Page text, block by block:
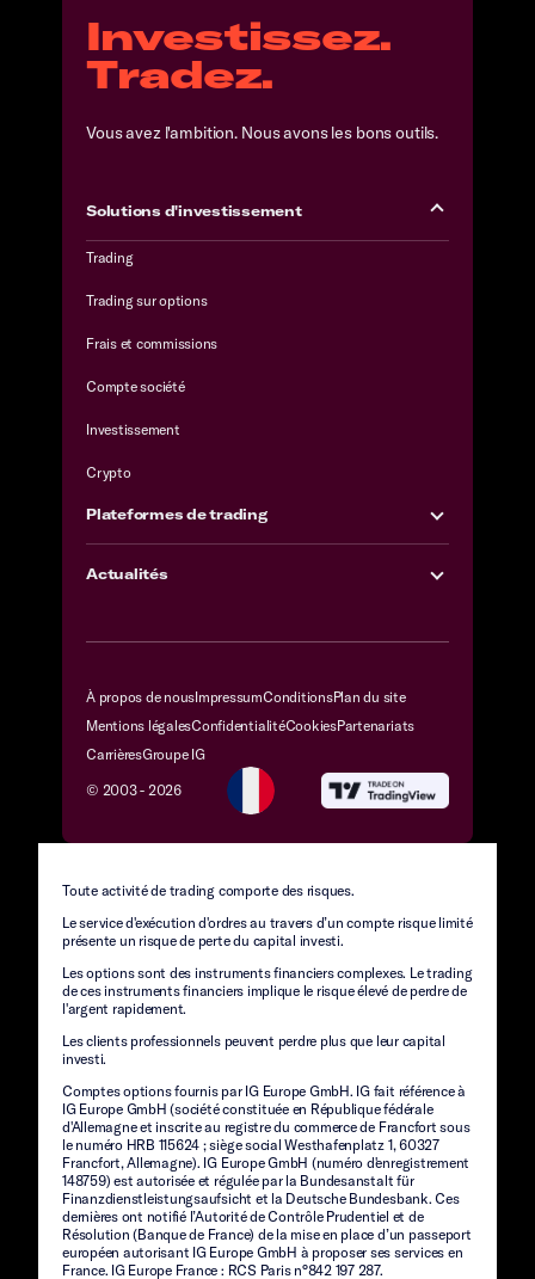
Investissez.
Tradez.
Vous avez l'ambition. Nous avons les bons outils.
Solutions d'investissement
Trading
Trading sur options
Frais et commissions
Compte société
Investissement
Crypto
Plateformes de trading
Actualités
À propos de nousImpressumConditionsPlan du site
Mentions légalesConfidentialitéCookiesPartenariats
CarrièresGroupe IG
© 2003 - 2026
Toute activité de trading comporte des risques.
Le service d'exécution d'ordres au travers d’un compte risque limité
présente un risque de perte du capital investi.
Les options sont des instruments financiers complexes. Le trading
de ces instruments financiers implique le risque élevé de perdre de
l'argent rapidement.
Les clients professionnels peuvent perdre plus que leur capital
investi.
Comptes options fournis par IG Europe GmbH. IG fait référence à
IG Europe GmbH (société constituée en République fédérale
d'Allemagne et inscrite au registre du commerce de Francfort sous
le numéro HRB 115624 ; siège social Westhafenplatz 1, 60327
Francfort, Allemagne). IG Europe GmbH (numéro d'enregistrement
148759) est autorisée et régulée par la Bundesanstalt für
Finanzdienstleistungsaufsicht et la Deutsche Bundesbank. Ces
dernières ont notifié l’Autorité de Contrôle Prudentiel et de
Résolution (Banque de France) de la mise en place d’un passeport
européen autorisant IG Europe GmbH à proposer ses services en
France. IG Europe France : RCS Paris n°842 197 287.